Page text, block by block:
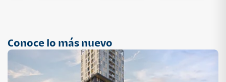
Conoce lo más nuevo